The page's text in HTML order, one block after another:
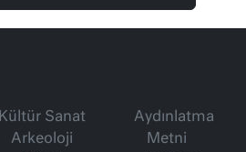
Kültür Sanat
Arkeoloji
Aydınlatma
Metni